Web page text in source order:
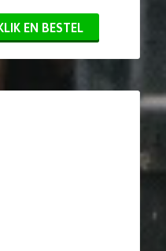
EN BESTEL